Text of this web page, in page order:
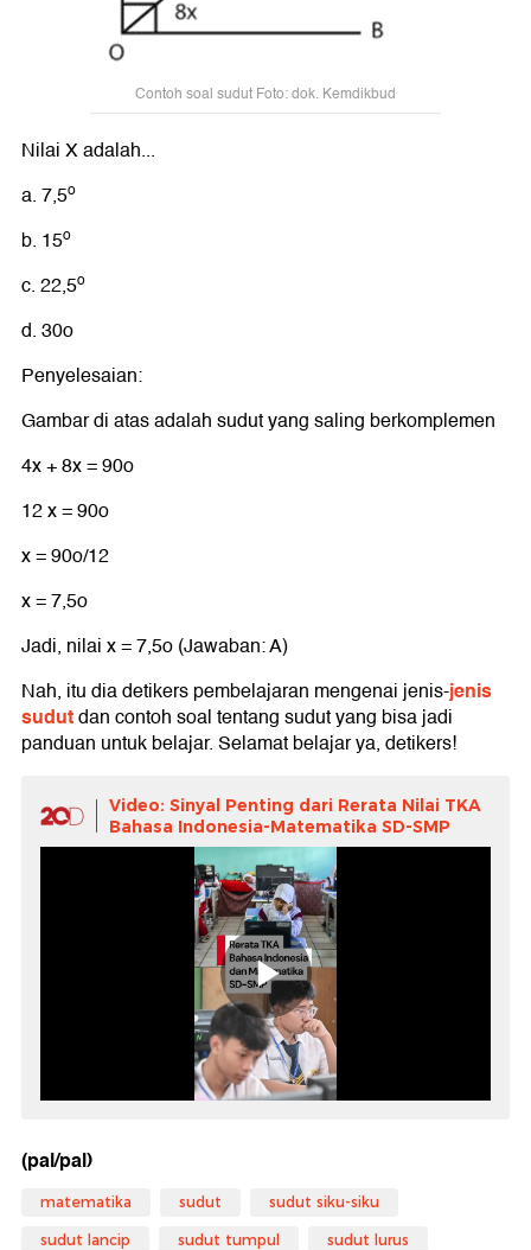
Contoh soal sudut Foto: dok. Kemdikbud
Nilai X adalah...
a. 7,5o
b. 15o
c. 22,5o
d. 30o
Penyelesaian:
Gambar di atas adalah sudut yang saling berkomplemen
4x + 8x = 90o
12 x = 90o
x = 90o/12
x = 7,5o
Jadi, nilai x = 7,5o (Jawaban: A)
Nah, itu dia detikers pembelajaran mengenai jenis-jenis
sudutdan contoh soal tentang sudut yang bisa jadi
panduan untuk belajar. Selamat belajar ya, detikers!
Video: Sinyal Penting dari Rerata Nilai TKA
Bahasa Indonesia-Matematika SD-SMP
(pal/pal)
matematika sudut sudut siku-siku
sudut lancip sudut tumpul sudut lurus